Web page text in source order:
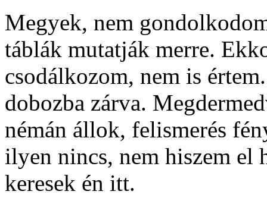
Megyek, nem
táblák mutatják merre.
csodálkozom, nem is
dobozba zárva.
némán állok, felismerés
ilyen nincs, nem hiszem el
keresek én itt.